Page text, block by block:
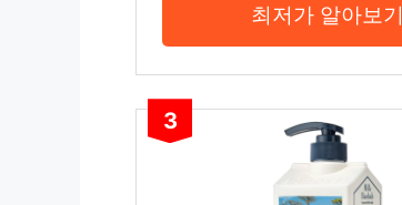
최저가 알아보기
3